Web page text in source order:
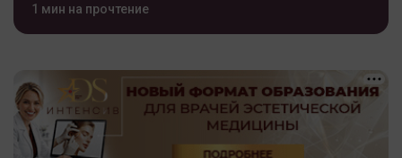
1 мин на прочтение